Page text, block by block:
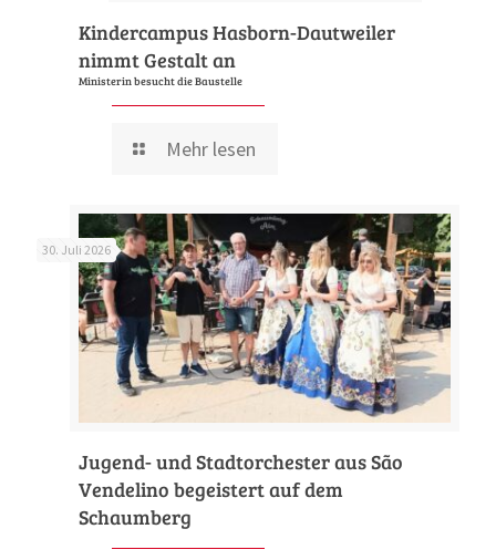
Kindercampus Hasborn-Dautweiler
nimmt Gestalt an
Ministerin besucht die Baustelle
Mehr lesen
30. Juli 2026
Jugend- und Stadtorchester aus São
Vendelino begeistert auf dem
Schaumberg